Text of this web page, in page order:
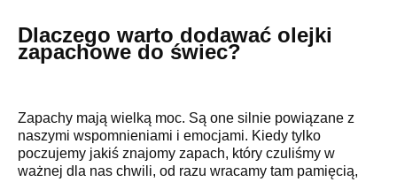
Dlaczego warto dodawać olejki
zapachowe do świec?
Zapachy mają wielką moc. Są one silnie powiązane z
naszymi wspomnieniami i emocjami. Kiedy tylko
poczujemy jakiś znajomy zapach, który czuliśmy w
ważnej dla nas chwili, od razu wracamy tam pamięcią,